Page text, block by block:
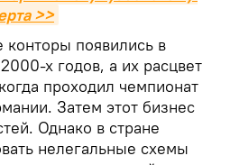
>>
появились в
х годов, а их расцвет
проходил чемпионат
Затем этот бизнес
Однако в стране
нелегальные схемы